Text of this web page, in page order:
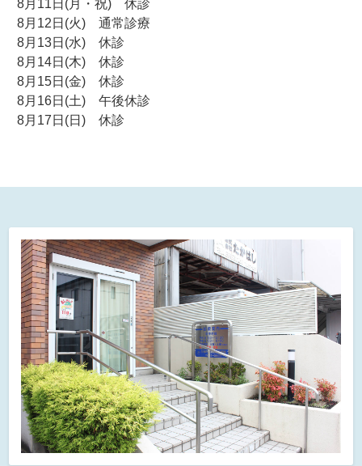
8月11日(月・祝) 休診
8月12日(火) 通常診療
8月13日(水) 休診
8月14日(木) 休診
8月15日(金) 休診
8月16日(土) 午後休診
8月17日(日) 休診